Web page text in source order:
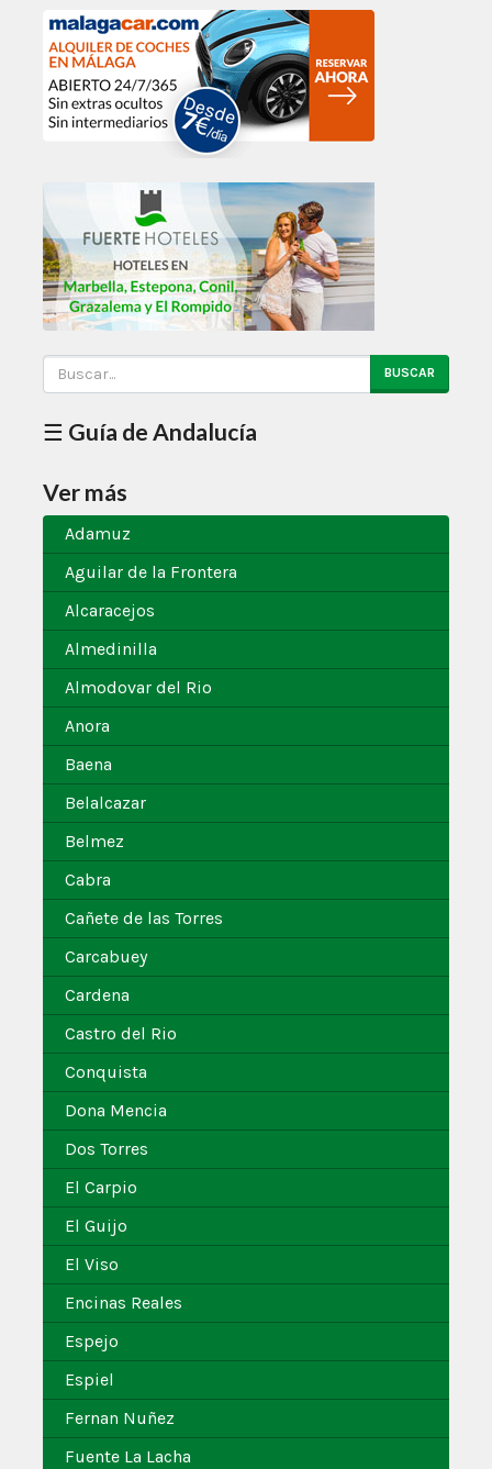
BUSCAR
☰ Guía de Andalucía
Ver más
Adamuz
Aguilar de la Frontera
Alcaracejos
Almedinilla
Almodovar del Rio
Anora
Baena
Belalcazar
Belmez
Cabra
Cañete de las Torres
Carcabuey
Cardena
Castro del Rio
Conquista
Dona Mencia
Dos Torres
El Carpio
El Guijo
El Viso
Encinas Reales
Espejo
Espiel
Fernan Nuñez
Fuente La Lacha